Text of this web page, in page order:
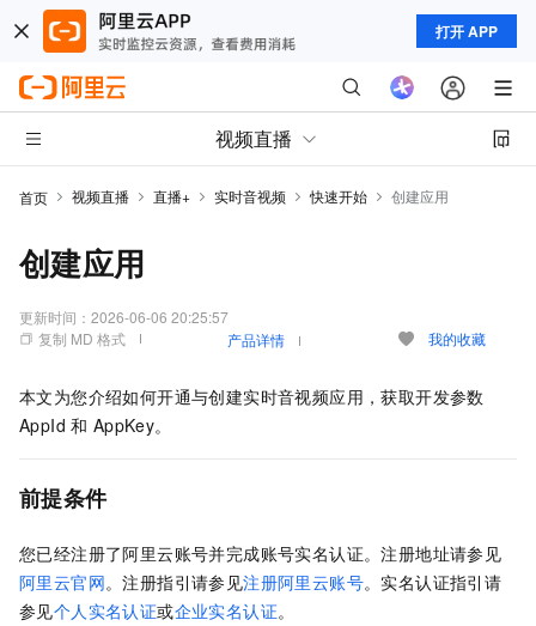
打开 APP
视频直播
首页 视频直播 直播+ 实时音视频 快速开始 创建应用
创建应用
更新时间： 2026-06-06 20:25:57
复制 MD 格式
产品详情 我的收藏
本文为您介绍如何开通与创建实时音视频应用，获取开发参数
AppId 和 AppKey。
前提条件
您已经注册了阿里云账号并完成账号实名认证。注册地址请参见
阿里云官网。注册指引请参见注册阿里云账号。实名认证指引请
参见个人实名认证或企业实名认证。